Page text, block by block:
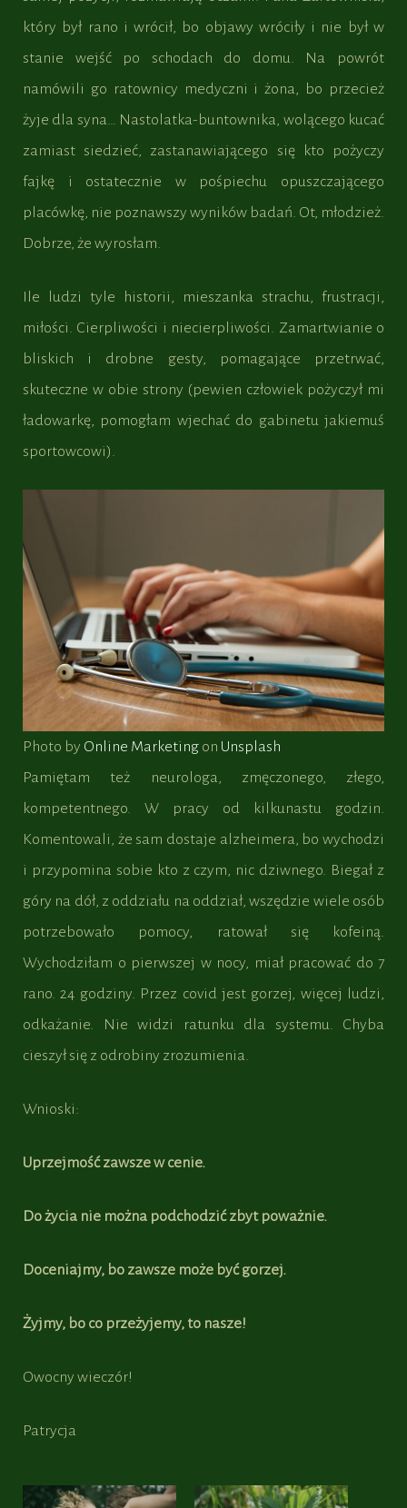
który był rano i wrócił, bo objawy wróciły i nie był w
stanie wejść po schodach do domu. Na powrót
namówili go ratownicy medyczni i żona, bo przecież
żyje dla syna… Nastolatka-buntownika, wolącego kucać
zamiast siedzieć, zastanawiającego się kto pożyczy
fajkę i ostatecznie w pośpiechu opuszczającego
placówkę, nie poznawszy wyników badań. Ot, młodzież.
Dobrze, że wyrosłam.
Ile ludzi tyle historii, mieszanka strachu, frustracji,
miłości. Cierpliwości i niecierpliwości. Zamartwianie o
bliskich i drobne gesty, pomagające przetrwać,
skuteczne w obie strony (pewien człowiek pożyczył mi
ładowarkę, pomogłam wjechać do gabinetu jakiemuś
sportowcowi).
Photo by Online Marketing on Unsplash
Pamiętam też neurologa, zmęczonego, złego,
kompetentnego. W pracy od kilkunastu godzin.
Komentowali, że sam dostaje alzheimera, bo wychodzi
i przypomina sobie kto z czym, nic dziwnego. Biegał z
góry na dół, z oddziału na oddział, wszędzie wiele osób
potrzebowało pomocy, ratował się kofeiną.
Wychodziłam o pierwszej w nocy, miał pracować do 7
rano. 24 godziny. Przez covid jest gorzej, więcej ludzi,
odkażanie. Nie widzi ratunku dla systemu. Chyba
cieszył się z odrobiny zrozumienia.
Wnioski:
Uprzejmość zawsze w cenie.
Do życia nie można podchodzić zbyt poważnie.
Doceniajmy, bo zawsze może być gorzej.
Żyjmy, bo co przeżyjemy, to nasze!
Owocny wieczór!
Patrycja